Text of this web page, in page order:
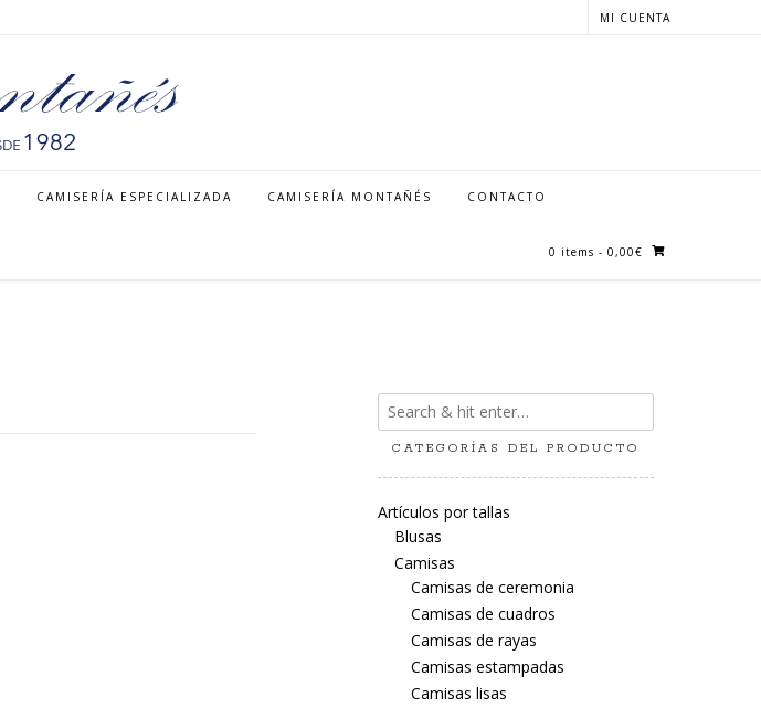
MI CUENTA
CAMISERÍA ESPECIALIZADA CAMISERÍA MONTAÑÉS CONTACTO
0 items - 0,00€
CATEGORÍAS DEL PRODUCTO
Artículos por tallas
Blusas
Camisas
Camisas de ceremonia
Camisas de cuadros
Camisas de rayas
Camisas estampadas
Camisas lisas